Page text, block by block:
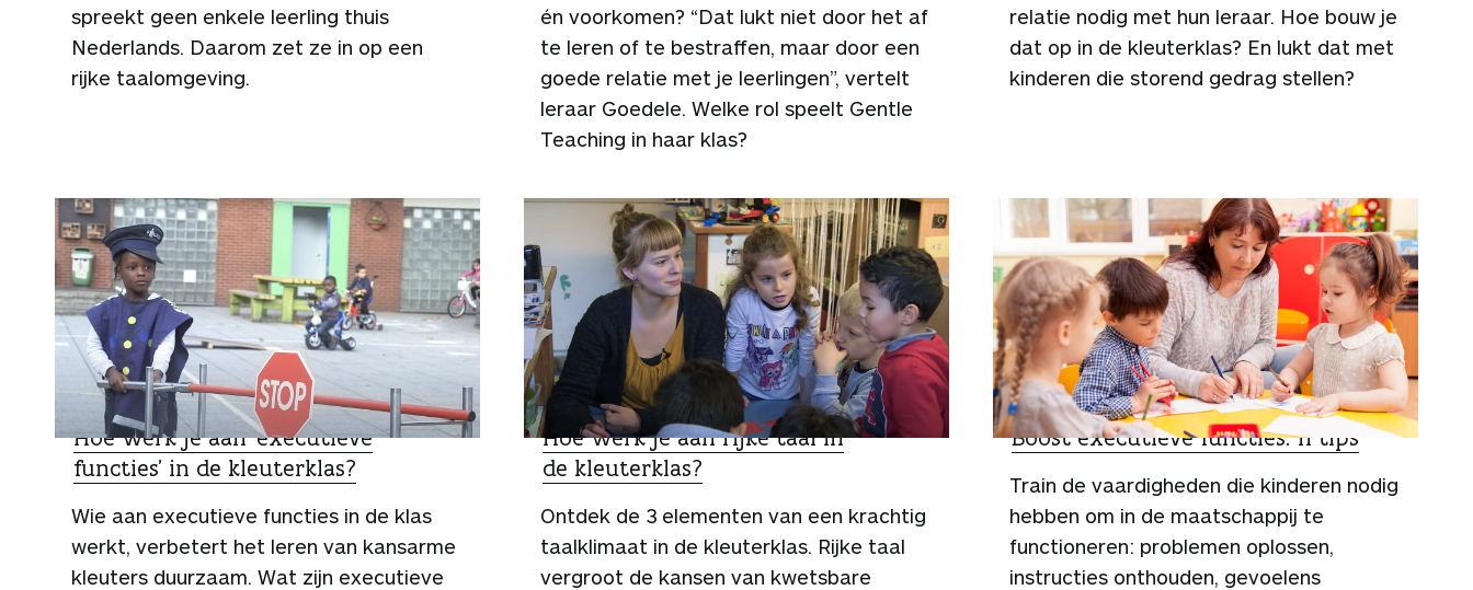
spreekt geen enkele leerling thuis
Nederlands. Daarom zet ze in op een
rijke taalomgeving.
én voorkomen? “Dat lukt niet door het af
te leren of te bestraffen, maar door een
goede relatie met je leerlingen”, vertelt
leraar Goedele. Welke rol speelt Gentle
Teaching in haar klas?
relatie nodig met hun leraar. Hoe bouw je
dat op in de kleuterklas? En lukt dat met
kinderen die storend gedrag stellen?
SPECIALIST
Hoe werk je aan ‘executieve
functies’ in de kleuterklas?
Wie aan executieve functies in de klas
werkt, verbetert het leren van kansarme
kleuters duurzaam. Wat zijn executieve
ZO DOEN ZIJ HET
Hoe werk je aan rijke taal in
de kleuterklas?
Ontdek de 3 elementen van een krachtig
taalklimaat in de kleuterklas. Rijke taal
vergroot de kansen van kwetsbare
TIPS
Boost executieve functies: 11 tips
Train de vaardigheden die kinderen nodig
hebben om in de maatschappij te
functioneren: problemen oplossen,
instructies onthouden, gevoelens